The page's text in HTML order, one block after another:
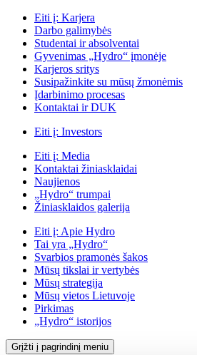
Eiti į: Karjera
Darbo galimybės
Studentai ir absolventai
Gyvenimas „Hydro“ įmonėje
Karjeros sritys
Susipažinkite su mūsų žmonėmis
Įdarbinimo procesas
Kontaktai ir DUK
Eiti į: Investors
Eiti į: Media
Kontaktai žiniasklaidai
Naujienos
„Hydro“ trumpai
Žiniasklaidos galerija
Eiti į: Apie Hydro
Tai yra „Hydro“
Svarbios pramonės šakos
Mūsų tikslai ir vertybės
Mūsų strategija
Mūsų vietos Lietuvoje
Pirkimas
„Hydro“ istorijos
Grįžti į pagrindinį meniu